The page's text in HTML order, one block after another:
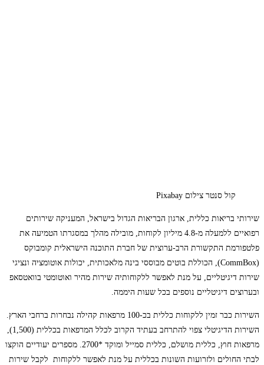
קול סנטר צילום Pixabay
שירותי בריאות כללית, ארגון הבריאות הגדול בישראל, המעניקה שירותים
רפואיים ללמעלה מ-4.8 מיליון לקוחות, מובילה מהלך במסגרתו הטמיעה את
פלטפורמת התקשורת הרב-ערוצית של חברת התוכנה הישראלית קומבוקס
(CommBox), הכוללת בוטים מבוססי בינה מלאכותית, יכולות אוטומציה ונציגי
שירות דיגיטליים, על מנת לאפשר ללקוחותיה שירות מהיר ואוטומטי בוואטסאפ
ובערוצים דיגיטליים נוספים בכל שעות היממה.
השירות כבר זמין ללקוחות כללית בכ-100 מרפאות קהילה נבחרות ברחבי הארץ.
השירות הדיגיטלי צפוי להתרחב בעתיד הקרוב לכלל המרפאות בכללית (1,500),
מרפאות חוץ, כללית מושלם, כללית סמייל ומוקד *2700. מספרים יעודיים הוקצו
לבתי החולים ולזרועות השונות בכללית על מנת לאפשר ללקוחות לקבל שירות